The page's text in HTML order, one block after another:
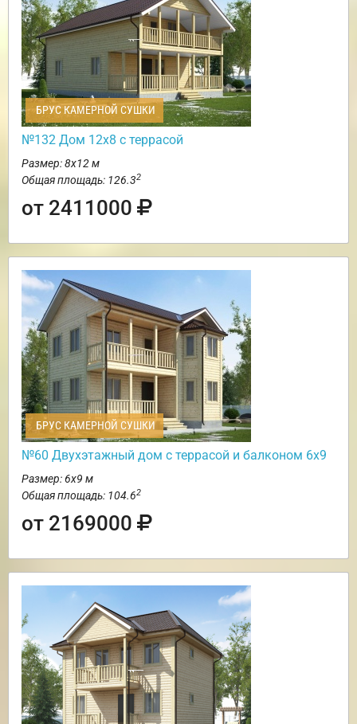
БРУС КАМЕРНОЙ СУШКИ
№132 Дом 12х8 с террасой
Размер: 8х12 м
Общая площадь: 126.32
от 2411000
БРУС КАМЕРНОЙ СУШКИ
№60 Двухэтажный дом с террасой и балконом 6х9
Размер: 6х9 м
Общая площадь: 104.62
от 2169000